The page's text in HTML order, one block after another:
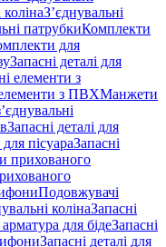
колінаЗ’єднувальні
патрубкиКомплекти
для
Запасні деталі для
елементи з
елементи з ПВХМанжети
Запасні деталі для
пісуараЗапасні
прихованого
Подовжувачі
колінаЗапасні
для бідеЗапасні
Запасні деталі для